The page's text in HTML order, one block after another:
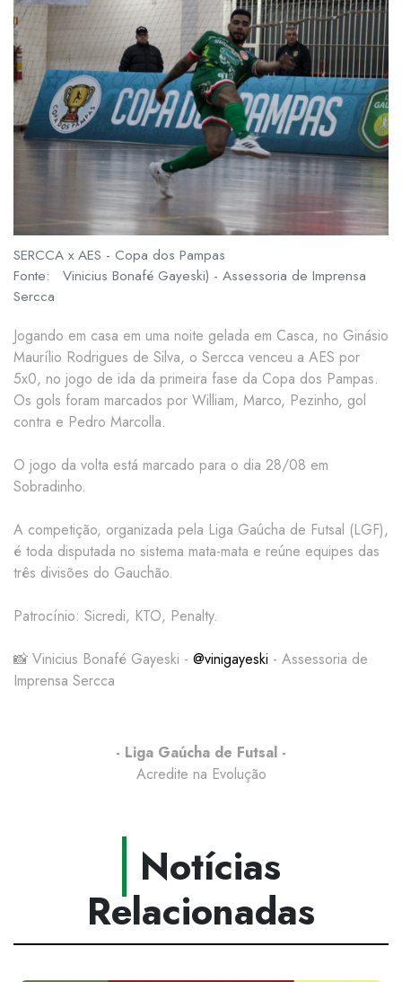
SERCCA x AES - Copa dos Pampas
Fonte: Vinicius Bonafé Gayeski) - Assessoria de Imprensa
Sercca
Jogando em casa em uma noite gelada em Casca, no Ginásio
Maurílio Rodrigues de Silva, o Sercca venceu a AES por
5x0, no jogo de ida da primeira fase da Copa dos Pampas.
Os gols foram marcados por William, Marco, Pezinho, gol
contra e Pedro Marcolla.
O jogo da volta está marcado para o dia 28/08 em
Sobradinho.
A competição, organizada pela Liga Gaúcha de Futsal (LGF),
é toda disputada no sistema mata-mata e reúne equipes das
três divisões do Gauchão.
Patrocínio: Sicredi, KTO, Penalty.
📸 Vinicius Bonafé Gayeski - @vinigayeski - Assessoria de
Imprensa Sercca
- Liga Gaúcha de Futsal -
Acredite na Evolução
Notícias
Relacionadas